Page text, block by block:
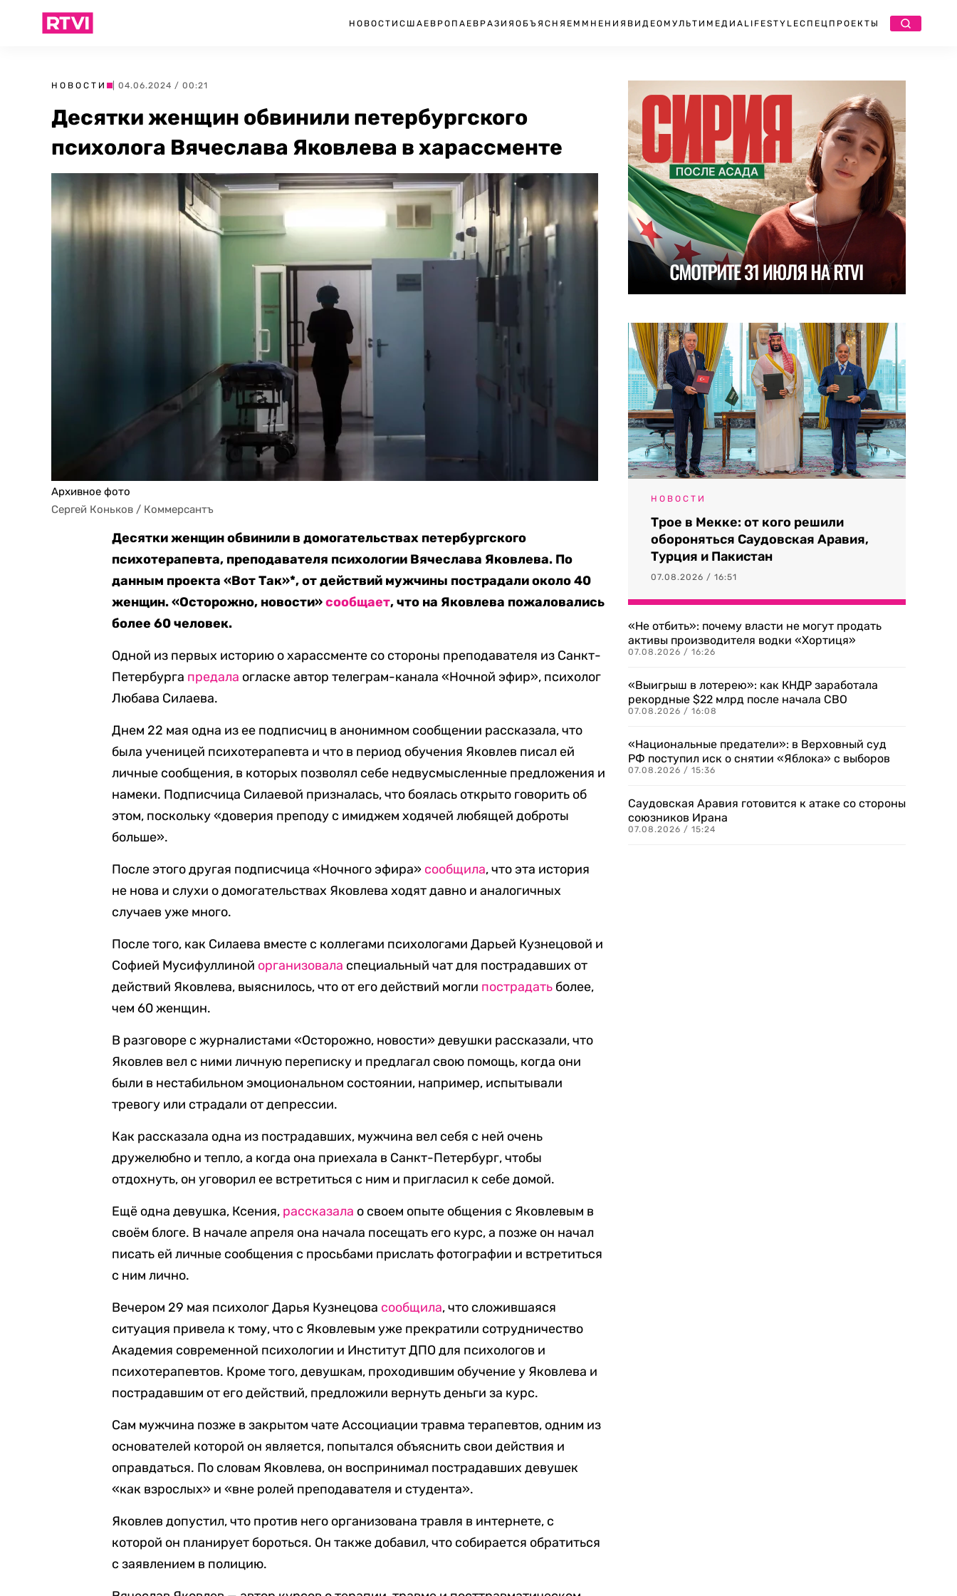
НОВОСТИ США ЕВРОПА ЕВРАЗИЯ ОБЪЯСНЯЕМ МНЕНИЯ ВИДЕО МУЛЬТИМЕДИА LIFESTYLEСПЕЦПРОЕКТЫ
НОВОСТИ | 04.06.2024 / 00:21
Десятки женщин обвинили петербургского
психолога Вячеслава Яковлева в харассменте
Архивное фото
Сергей Коньков / Коммерсантъ
Десятки женщин обвинили в домогательствах петербургского
психотерапевта, преподавателя психологии Вячеслава Яковлева. По
данным проекта «Вот Так»*, от действий мужчины пострадали около 40
женщин. «Осторожно, новости»сообщает, что на Яковлева пожаловались
более 60 человек.
Одной из первых историю о харассменте со стороны преподавателя из Санкт-
Петербурга предала огласке автор телеграм-канала «Ночной эфир», психолог
Любава Силаева.
Днем 22 мая одна из ее подписчиц в анонимном сообщении рассказала, что
была ученицей психотерапевта и что в период обучения Яковлев писал ей
личные сообщения, в которых позволял себе недвусмысленные предложения и
намеки. Подписчица Силаевой призналась, что боялась открыто говорить об
этом, поскольку «доверия преподу с имиджем ходячей любящей доброты
больше».
После этого другая подписчица «Ночного эфира» сообщила, что эта история
не нова и слухи о домогательствах Яковлева ходят давно и аналогичных
случаев уже много.
После того, как Силаева вместе с коллегами психологами Дарьей Кузнецовой и
Софией Мусифуллиной организовала специальный чат для пострадавших от
действий Яковлева, выяснилось, что от его действий могли пострадать более,
чем 60 женщин.
В разговоре с журналистами «Осторожно, новости» девушки рассказали, что
Яковлев вел с ними личную переписку и предлагал свою помощь, когда они
были в нестабильном эмоциональном состоянии, например, испытывали
тревогу или страдали от депрессии.
Как рассказала одна из пострадавших, мужчина вел себя с ней очень
дружелюбно и тепло, а когда она приехала в Санкт-Петербург, чтобы
отдохнуть, он уговорил ее встретиться с ним и пригласил к себе домой.
Ещё одна девушка, Ксения, рассказала о своем опыте общения с Яковлевым в
своём блоге. В начале апреля она начала посещать его курс, а позже он начал
писать ей личные сообщения с просьбами прислать фотографии и встретиться
с ним лично.
Вечером 29 мая психолог Дарья Кузнецова сообщила, что сложившаяся
ситуация привела к тому, что с Яковлевым уже прекратили сотрудничество
Академия современной психологии и Институт ДПО для психологов и
психотерапевтов. Кроме того, девушкам, проходившим обучение у Яковлева и
пострадавшим от его действий, предложили вернуть деньги за курс.
Сам мужчина позже в закрытом чате Ассоциации травма терапевтов, одним из
основателей которой он является, попытался объяснить свои действия и
оправдаться. По словам Яковлева, он воспринимал пострадавших девушек
«как взрослых» и «вне ролей преподавателя и студента».
Яковлев допустил, что против него организована травля в интернете, с
которой он планирует бороться. Он также добавил, что собирается обратиться
с заявлением в полицию.
НОВОСТИ
Трое в Мекке: от кого решили
обороняться Саудовская Аравия,
Турция и Пакистан
07.08.2026 / 16:51
«Не отбить»: почему власти не могут продать
активы производителя водки «Хортиця»
07.08.2026 / 16:26
«Выигрыш в лотерею»: как КНДР заработала
рекордные $22 млрд после начала СВО
07.08.2026 / 16:08
«Национальные предатели»: в Верховный суд
РФ поступил иск о снятии «Яблока» с выборов
07.08.2026 / 15:36
Саудовская Аравия готовится к атаке со стороны
союзников Ирана
07.08.2026 / 15:24